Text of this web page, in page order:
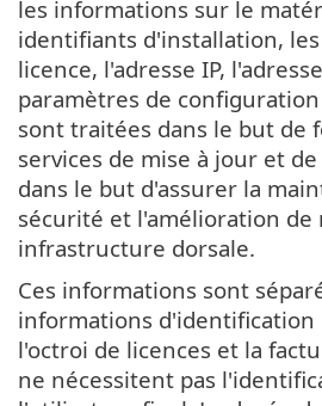
les informations sur le
identifiants d'installation,
licence, l'adresse IP,
paramètres de
sont traitées dans le but de
services de mise à jour et
dans le but d'assurer la
sécurité et l'amélioration de
infrastructure dorsale.
Ces informations sont
informations d'identification
l'octroi de licences et la
ne nécessitent pas